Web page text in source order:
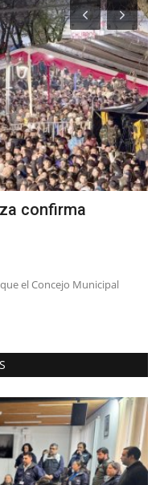
por Ley de
“Las Pymes...